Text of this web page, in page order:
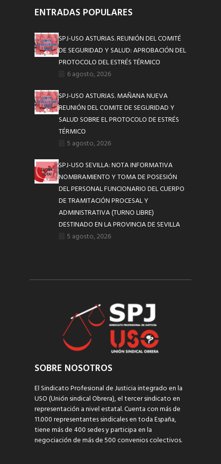
ENTRADAS POPULARES
SPJ-USO ASTURIAS. REUNIÓN DEL COMITÉ
DE SEGURIDAD Y SALUD: APROBACIÓN DEL
PROTOCOLO DEL ESTRÉS TÉRMICO
6 agosto, 2026
SPJ-USO ASTURIAS. MAÑANA NUEVA
REUNIÓN DEL COMITE DE SEGURIDAD Y
SALUD SOBRE EL PROTOCOLO DE ESTRÉS
TÉRMICO
5 agosto, 2026
SPJ-USO SEVILLA: NOTA INFORMATIVA
NOMBRAMIENTO Y TOMA DE POSESIÓN
DEL PERSONAL FUNCIONARIO DEL CUERPO
DE TRAMITACIÓN PROCESAL Y
ADMINISTRATIVA (TURNO LIBRE)
DESTINADO EN LA PROVINCIA DE SEVILLA
5 agosto, 2026
SOBRE NOSOTROS
El Sindicato Profesional de Justicia integrado en la
USO (Unión sindical Obrera), el tercer sindicato en
representación a nivel estatal. Cuenta con más de
11.000 representantes sindicales en toda España,
tiene más de 400 sedes y participa en la
negociación de más de 500 convenios colectivos.